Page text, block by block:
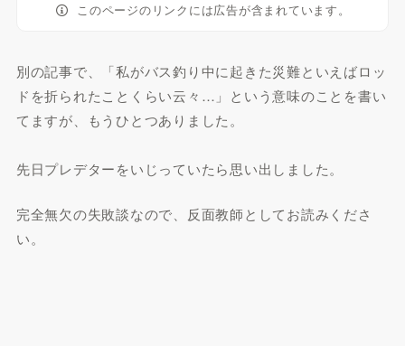
このページのリンクには広告が含まれています。
別の記事で、「私がバス釣り中に起きた災難といえばロッ
ドを折られたことくらい云々…」という意味のことを書い
てますが、もうひとつありました。
先日プレデターをいじっていたら思い出しました。
完全無欠の失敗談なので、反面教師としてお読みくださ
い。